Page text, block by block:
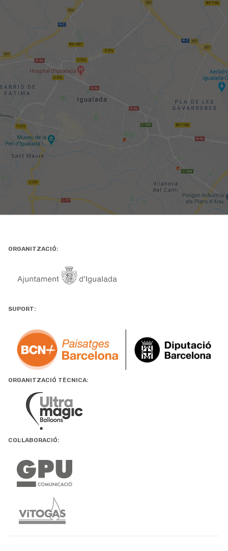
ORGANITZACIÓ:
SUPORT:
ORGANITZACIÓ TÈCNICA:
COL·LABORACIÓ: